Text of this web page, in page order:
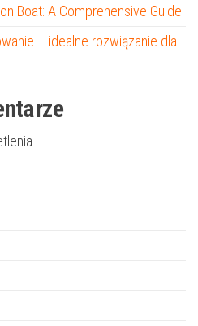
Boat: A Comprehensive Guide
– idealne rozwiązanie dla